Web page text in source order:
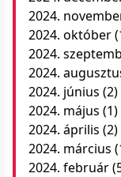
2024.
2024. október
2024.
2024.
2024. június (2)
2024. május (1)
2024. április (2)
2024. március
2024. február